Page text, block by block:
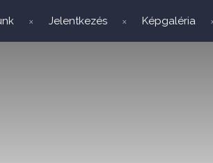
Jelentkezés Képgaléria